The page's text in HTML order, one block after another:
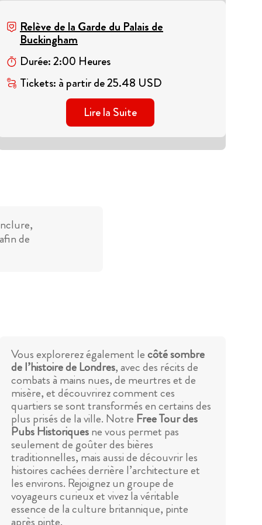
Relève de la Garde du Palais de
Buckingham
Durée:2:00 Heures
Tickets: à partir de25.48 USD
Lire la Suite
de
Vous explorerez également lecôté sombre
de l’histoire de Londres, avec des récits de
combats à mains nues, de meurtres et de
misère, et découvrirez comment ces
quartiers se sont transformés en certains des
plus prisés de la ville. Notre Free Tour des
Pubs Historiquesne vous permet pas
seulement de goûter des bières
traditionnelles, mais aussi de découvrir les
histoires cachées derrière l’architecture et
les environs. Rejoignez un groupe de
voyageurs curieux et vivez la véritable
essence de la culture britannique, pinte